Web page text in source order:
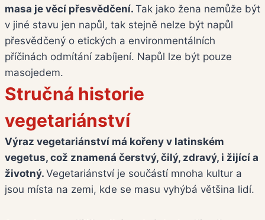
masa je věcí přesvědčení. Tak jako žena nemůže být
v jiné stavu jen napůl, tak stejně nelze být napůl
přesvědčený o etických a environmentálních
příčinách odmítání zabíjení. Napůl lze být pouze
masojedem.
Stručná historie
vegetariánství
Výraz vegetariánství má kořeny v latinském
vegetus, což znamená čerstvý, čilý, zdravý, i žijící a
životný. Vegetariánství je součástí mnoha kultur a
jsou místa na zemi, kde se masu vyhýbá většina lidí.